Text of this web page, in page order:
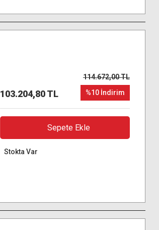
103.204,80 TL
114.672,00 TL
%10 İndirim
Sepete Ekle
Stokta Var